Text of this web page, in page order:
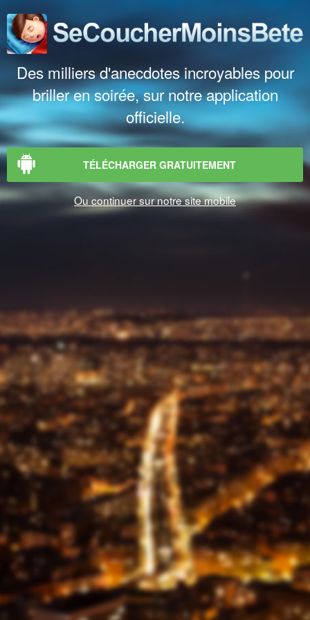
Des milliers d'anecdotes incroyables pour
briller en soirée, sur notre application
officielle.
TÉLÉCHARGER GRATUITEMENT
Ou continuer sur notre site mobile